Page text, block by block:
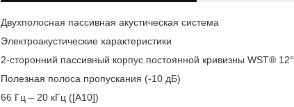
Двухполосная пассивная акустическая система
Электроакустические характеристики
2-сторонний пассивный корпус постоянной кривизны WST® 12°
Полезная полоса пропускания (-10 дБ)
66 Гц – 20 кГц ([A10])